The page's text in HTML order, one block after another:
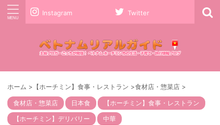
Instagram Twitter
ホーム > 【ホーチミン】食事・レストラン >食材店・惣菜店 >
食材店・惣菜店 日本食
【ホーチミン】食事・レストラン
【ホーチミン】デリバリー
中華